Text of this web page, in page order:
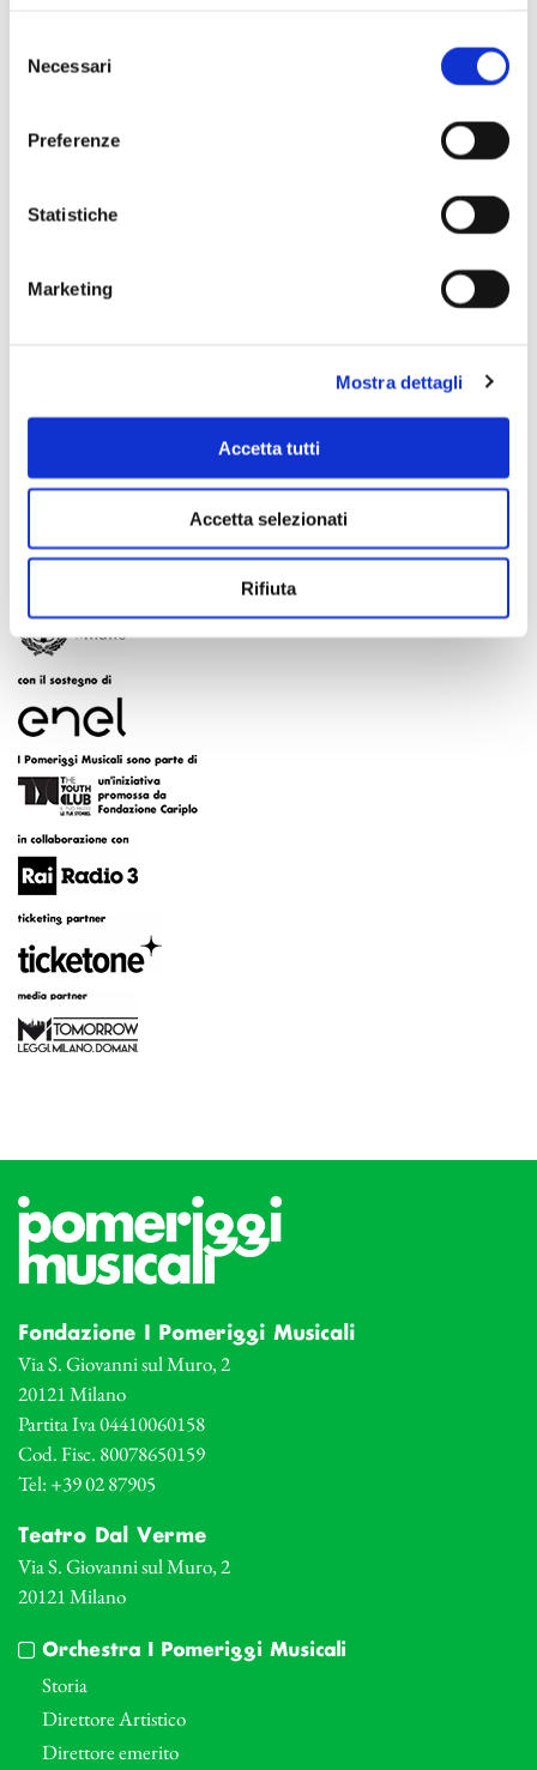
delNecessari
Preferenze
Statistiche
Marketing
Mostra dettagli
Accetta tutti
Accetta selezionati
Rifiuta
Fondazione I Pomeriggi Musicali
Via S. Giovanni sul Muro, 2
20121 Milano
Partita Iva 04410060158
Cod. Fisc. 80078650159
Tel: +39 02 87905
Teatro Dal Verme
Via S. Giovanni sul Muro, 2
20121 Milano
Orchestra I Pomeriggi Musicali
Storia
Direttore Artistico
Direttore emerito